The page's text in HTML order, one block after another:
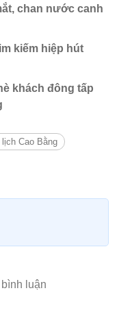
chan nước canh
kiếm hiệp hút
khách đông tấp
lịch Cao Bằng